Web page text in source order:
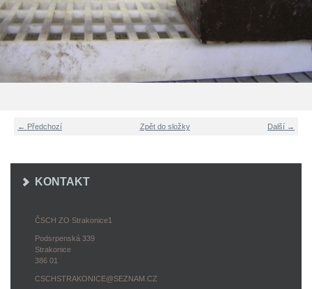
← Předchozí Další →
Zpět do složky
KONTAKT
ČSCH ZO Strakonice1
Podsrpenská 339
Strakonice
386 01
CSCHSTRAKONICE@SEZNAM.CZ